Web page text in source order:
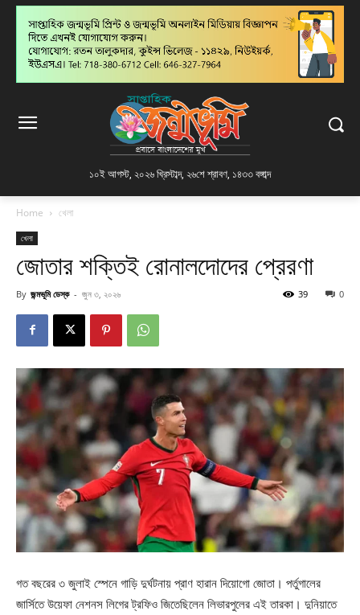
১০ই আগস্ট, ২০২৬ খ্রিস্টাব্দ, ২৬শে শ্রাবণ, ১৪৩৩ বঙ্গাব্দ
Home খেলা
খেলা
জোতার শক্তিই রোনালদোদের প্রেরণা
By জন্মভূমি ডেস্ক - জুন ৩, ২০২৬ 0
39
গত বছরের ৩ জুলাই স্পেনে গাড়ি দুর্ঘটনায় প্রাণ হারান দিয়োগো জোতা। পর্তুগালের
জার্সিতে উয়েফা নেশনস লিগের ট্রফিও জিতেছিলেন লিভারপুলের এই তারকা। দুনিয়াতে